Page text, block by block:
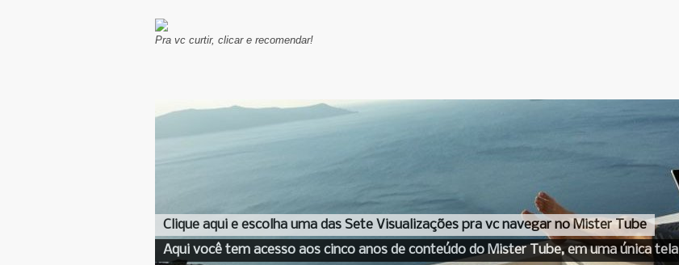
Pra vc curtir, clicar e recomendar!
Clique aqui e escolha uma das Sete Visualizações pra vc navegar no Mister Tube
Aqui você tem acesso aos cinco anos de conteúdo do Mister Tube, em uma única tela